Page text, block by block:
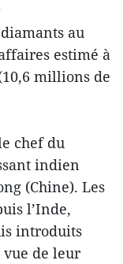
au
estimé à
millions de
chef du
indien
(Chine). Les
l’Inde,
introduits
de leur